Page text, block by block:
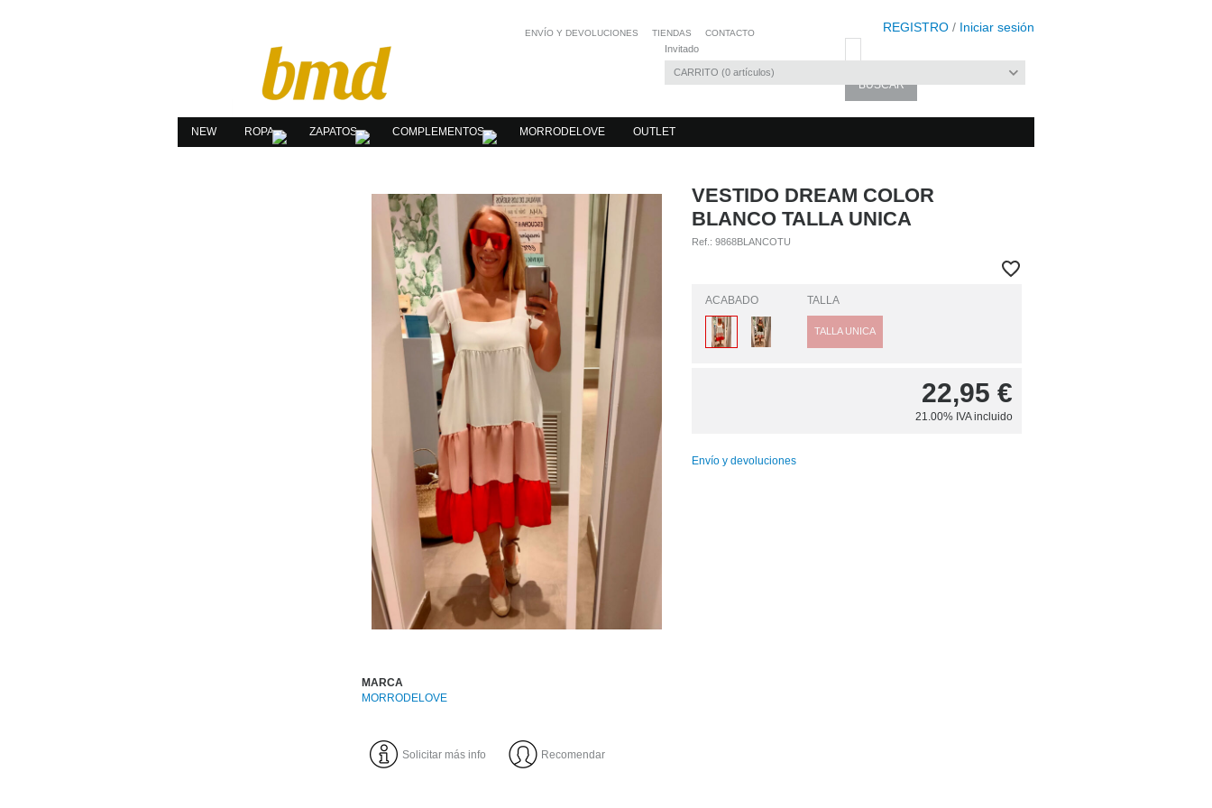
REGISTRO / Iniciar sesión
Invitado
CARRITO 0 artículos
ENVÍO Y DEVOLUCIONES TIENDAS CONTACTO
NEW ROPA ZAPATOS COMPLEMENTOS MORRODELOVE OUTLET
VESTIDO DREAM COLOR
BLANCO TALLA UNICA
Ref.: 9868BLANCOTU
ACABADO TALLA
TALLA UNICA
22,95 €
21.00% IVA incluido
Envío y devoluciones
MARCA
MORRODELOVE
Solicitar más info Recomendar